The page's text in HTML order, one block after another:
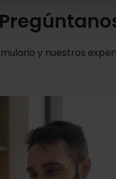
y nuestros